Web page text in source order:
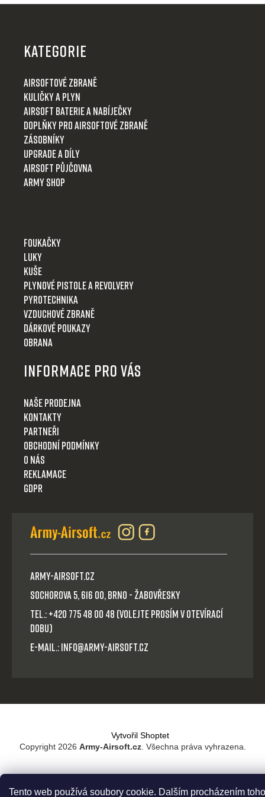
Tento web používá soubory cookie. Dalším procházením
KATEGORIE
Airsoftové zbraně
Kuličky a plyn
Airsoft baterie a nabíječky
Doplňky pro airsoftové zbraně
Zásobníky
Upgrade a díly
Airsoft půjčovna
Army shop
Foukačky
Luky
Kuše
Plynové pistole a revolvery
Pyrotechnika
Vzduchové zbraně
Dárkové poukazy
Obrana
Informace pro Vás
Naše prodejna
Kontakty
Partneři
Obchodní podmínky
O nás
Reklamace
GDPR
Army-Airsoft.cz
Sochorova 5, 616 00, Brno - Žabovřesky
Tel.: +420 775 48 00 48 (volejte prosím v otevírací
dobu)
E-mail.: info@army-airsoft.cz
Vytvořil Shoptet
Copyright 2026 Army-Airsoft.cz. Všechna práva vyhrazena.